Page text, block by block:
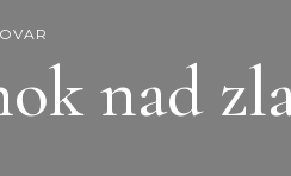
nad